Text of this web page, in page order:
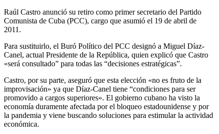
Raúl Castro anunció su retiro como primer secretario del Partido
Comunista de Cuba (PCC), cargo que asumió el 19 de abril de
2011.
Para sustituirlo, el Buró Político del PCC designó a Miguel Díaz-
Canel, actual Presidente de la República, quien explicó que Castro
«será consultado” para todas las “decisiones estratégicas”.
Castro, por su parte, aseguró que esta elección «no es fruto de la
improvisación» ya que Díaz-Canel tiene “condiciones para ser
promovido a cargos superiores». El gobierno cubano ha visto la
economía duramente afectada por el bloqueo estadounidense y por
la pandemia y viene buscando soluciones para estimular la actividad
económica.